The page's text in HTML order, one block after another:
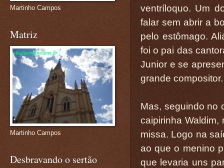
ventríloquo. Um
falar sem abrir a
pelo estômago.
foi o pai das
Junior e se
grande compositor.
Mas, seguindo no
caipirinha Waldim,
missa. Logo na
ao que o menino
que levaria uns
Martinho Campos
Matriz
Martinho Campos
Desbravando o sertão